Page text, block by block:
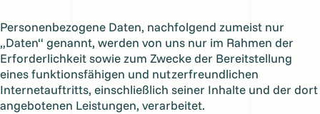
Personenbezogene Daten, nachfolgend zumeist nur
„Daten“ genannt, werden von uns nur im Rahmen der
Erforderlichkeit sowie zum Zwecke der Bereitstellung
eines funktionsfähigen und nutzerfreundlichen
Internetauftritts, einschließlich seiner Inhalte und der dort
angebotenen Leistungen, verarbeitet.